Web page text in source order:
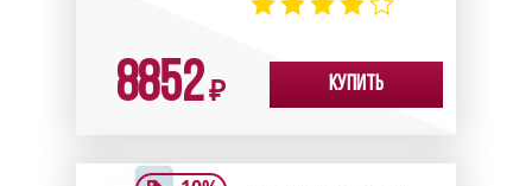
8852₽ Купить